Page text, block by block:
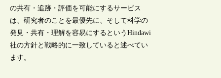
の共有・追跡・評価を可能にするサービス
は、研究者のことを最優先に、そして科学の
発見・共有・理解を容易にするというHindawi
社の方針と戦略的に一致していると述べてい
ます。